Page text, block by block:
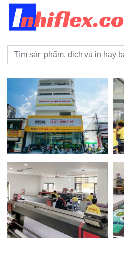
inhiflex.com
Từ khoá tìm kiếm